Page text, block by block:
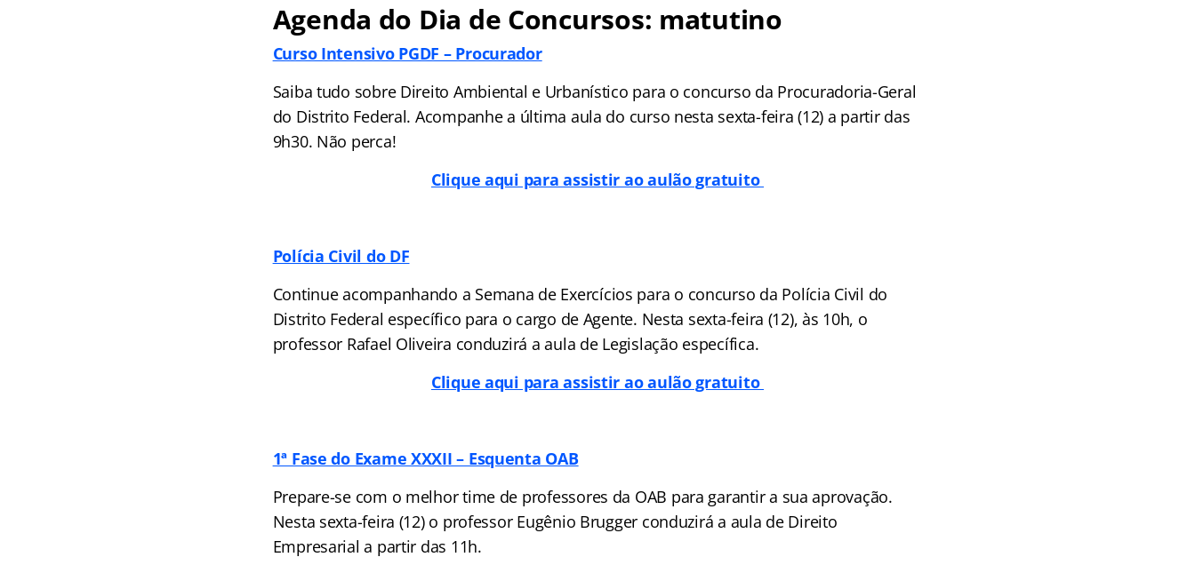
Agenda do Dia de Concursos: matutino
Curso Intensivo PGDF – Procurador
Saiba tudo sobre Direito Ambiental e Urbanístico para o concurso da Procuradoria-Geral
do Distrito Federal. Acompanhe a última aula do curso nesta sexta-feira (12) a partir das
9h30. Não perca!
Clique aqui para assistir ao aulão gratuito
Polícia Civil do DF
Continue acompanhando a Semana de Exercícios para o concurso da Polícia Civil do
Distrito Federal específico para o cargo de Agente. Nesta sexta-feira (12), às 10h, o
professor Rafael Oliveira conduzirá a aula de Legislação específica.
Clique aqui para assistir ao aulão gratuito
1ª Fase do Exame XXXII – Esquenta OAB
Prepare-se com o melhor time de professores da OAB para garantir a sua aprovação.
Nesta sexta-feira (12) o professor Eugênio Brugger conduzirá a aula de Direito
Empresarial a partir das 11h.